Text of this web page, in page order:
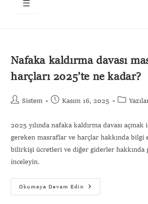
☰
Nafaka kaldırma davası
harçları 2025’te ne kadar?
Sistem Kasım 16, 2025
2025 yılında nafaka kaldırma davası açmak
gereken masraflar ve harçlar hakkında bilgi
bilirkişi ücretleri ve diğer giderler hakkında
inceleyin.
Okumaya Devam Edin